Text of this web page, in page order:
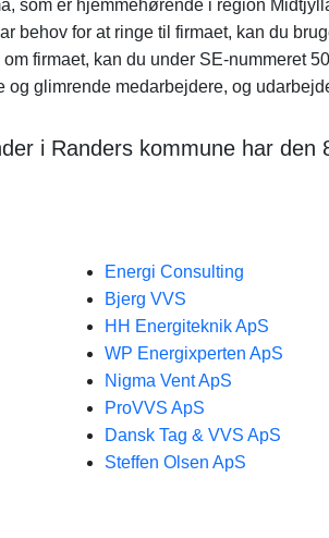
som er hjemmehørende i region
behov for at ringe til firmaet, kan du
firmaet, kan du under SE-nummeret
og glimrende medarbejdere, og
i Randers kommune har
Energi Consulting
Bjerg VVS
HH Energiteknik ApS
WP Energixperten ApS
Nigma Vent ApS
ProVVS ApS
Dansk Tag & VVS ApS
Steffen Olsen ApS